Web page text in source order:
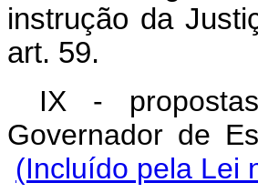
instrução da
art. 59.
IX -
Governador
(Incluído pela Lei